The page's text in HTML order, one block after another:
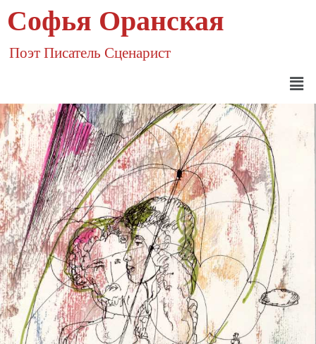
Софья Оранская
Поэт Писатель Сценарист